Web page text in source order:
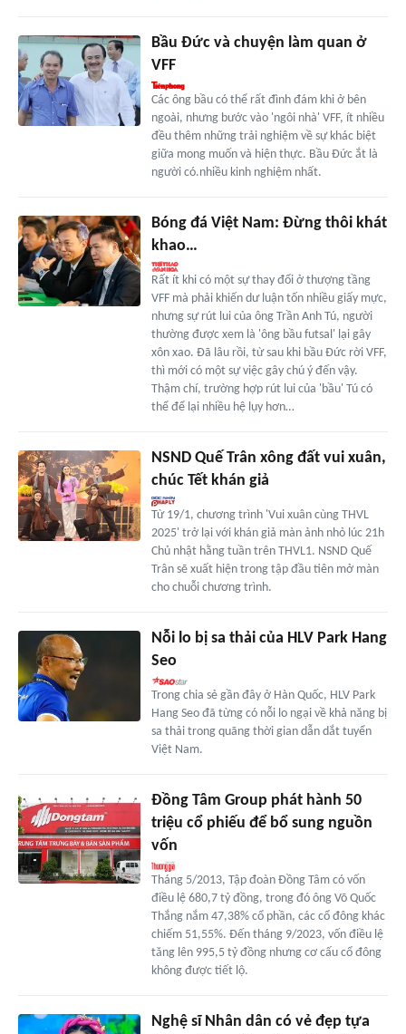
Bầu Đức và chuyện làm quan ở
VFF
Các ông bầu có thể rất đình đám khi ở bên
ngoài, nhưng bước vào 'ngôi nhà' VFF, ít nhiều
đều thêm những trải nghiệm về sự khác biệt
giữa mong muốn và hiện thực. Bầu Đức ắt là
người có.nhiều kinh nghiệm nhất.
Bóng đá Việt Nam: Đừng thôi khát
khao…
Rất ít khi có một sự thay đổi ở thượng tầng
VFF mà phải khiến dư luận tốn nhiều giấy mực,
nhưng sự rút lui của ông Trần Anh Tú, người
thường được xem là 'ông bầu futsal' lại gây
xôn xao. Đã lâu rồi, từ sau khi bầu Đức rời VFF,
thì mới có một sự việc gây chú ý đến vậy.
Thậm chí, trường hợp rút lui của 'bầu' Tú có
thể để lại nhiều hệ lụy hơn…
NSND Quế Trân xông đất vui xuân,
chúc Tết khán giả
Từ 19/1, chương trình 'Vui xuân cùng THVL
2025' trở lại với khán giả màn ảnh nhỏ lúc 21h
Chủ nhật hằng tuần trên THVL1. NSND Quế
Trân sẽ xuất hiện trong tập đầu tiên mở màn
cho chuỗi chương trình.
Nỗi lo bị sa thải của HLV Park Hang
Seo
Trong chia sẻ gần đây ở Hàn Quốc, HLV Park
Hang Seo đã từng có nỗi lo ngại về khả năng bị
sa thải trong quãng thời gian dẫn dắt tuyển
Việt Nam.
Đồng Tâm Group phát hành 50
triệu cổ phiếu để bổ sung nguồn
vốn
Tháng 5/2013, Tập đoàn Đồng Tâm có vốn
điều lệ 680,7 tỷ đồng, trong đó ông Võ Quốc
Thắng nắm 47,38% cổ phần, các cổ đông khác
chiếm 51,55%. Đến tháng 9/2023, vốn điều lệ
tăng lên 995,5 tỷ đồng nhưng cơ cấu cổ đông
không được tiết lộ.
Nghệ sĩ Nhân dân có vẻ đẹp tựa